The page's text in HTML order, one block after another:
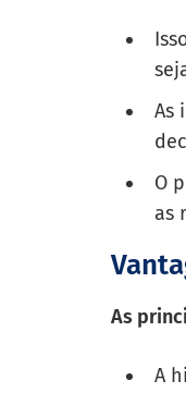
As
O
as
As
A